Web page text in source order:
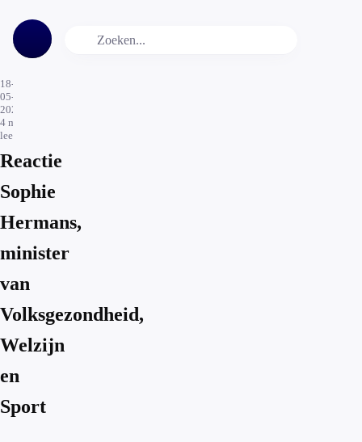
18-
05-
2026
4 min.
leestijd
Reactie
Sophie
Hermans,
minister
van
Volksgezondheid,
Welzijn
en
Sport